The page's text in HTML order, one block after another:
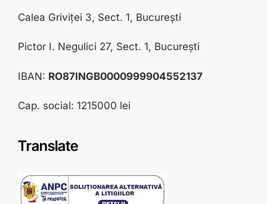
Calea Griviței 3, Sect. 1, București
Pictor I. Negulici 27, Sect. 1, București
IBAN: RO87INGB0000999904552137
Cap. social: 1215000 lei
Translate